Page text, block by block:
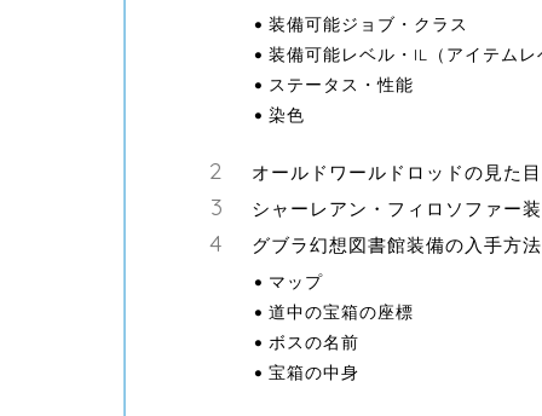
装備可能ジョブ・クラス
装備可能レベル・IL（アイテムレ
ステータス・性能
染色
オールドワールドロッドの見た目
シャーレアン・フィロソファー
グブラ幻想図書館装備の入手方法
マップ
道中の宝箱の座標
ボスの名前
宝箱の中身